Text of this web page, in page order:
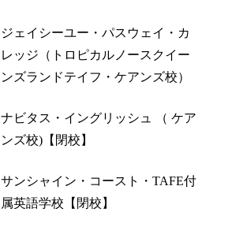
ジェイシーユー・パスウェイ・カ
レッジ（トロピカルノースクイー
ンズランドテイフ・ケアンズ校）
ナビタス・イングリッシュ （ ケア
ンズ校)【閉校】
サンシャイン・コースト・TAFE付
属英語学校【閉校】